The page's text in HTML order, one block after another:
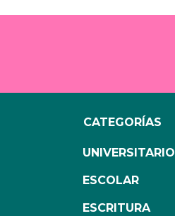
CATEGORÍAS
UNIVERSITARIO
ESCOLAR
ESCRITURA